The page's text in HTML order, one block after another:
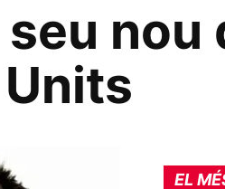
nou
EL